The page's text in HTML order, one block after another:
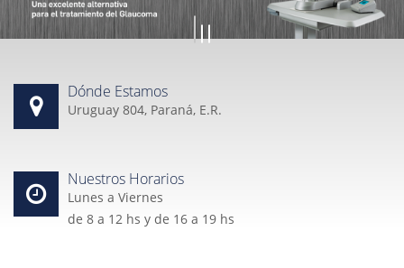
Dónde Estamos
Uruguay 804, Paraná, E.R.
Nuestros Horarios
Lunes a Viernes
de 8 a 12 hs y de 16 a 19 hs